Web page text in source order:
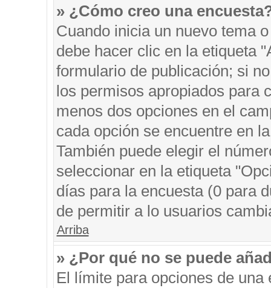
» ¿Cómo creo una
Cuando inicia un nuevo tema
debe hacer clic en la etiqueta
formulario de publicación; si
los permisos apropiados para
menos dos opciones en el
cada opción se encuentre en
También puede elegir el
seleccionar en la etiqueta
días para la encuesta (0 para
de permitir a lo usuarios
Arriba
» ¿Por qué no se puede
El límite para opciones de una